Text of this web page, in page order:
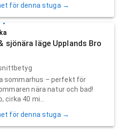
för denna stuga →
sjönära läge Upplands Bro
sommarhus – perfekt för
nära natur och bad!
cirka 40 mi...
för denna stuga →